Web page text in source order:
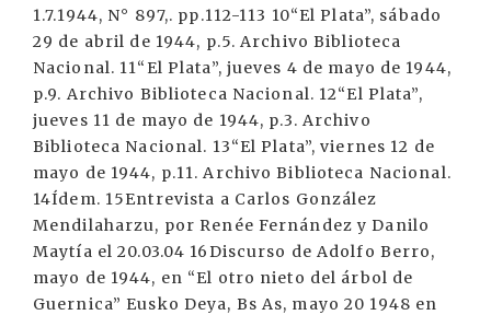
1.7.1944, N° 897,. pp.112-113 10“El Plata”, sábado
29 de abril de 1944, p.5. Archivo Biblioteca
Nacional. 11“El Plata”, jueves 4 de mayo de 1944,
p.9. Archivo Biblioteca Nacional. 12“El Plata”,
jueves 11 de mayo de 1944, p.3. Archivo
Biblioteca Nacional. 13“El Plata”, viernes 12 de
mayo de 1944, p.11. Archivo Biblioteca Nacional.
14Ídem. 15Entrevista a Carlos González
Mendilaharzu, por Renée Fernández y Danilo
Maytía el 20.03.04 16Discurso de Adolfo Berro,
mayo de 1944, en “El otro nieto del árbol de
Guernica” Eusko Deya, Bs As, mayo 20 1948 en